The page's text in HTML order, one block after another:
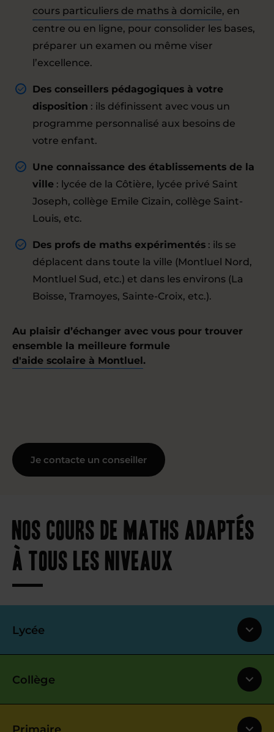
cours particuliers de maths à domicile, en
centre ou en ligne, pour consolider les bases,
préparer un examen ou même viser
l’excellence.
Des conseillers pédagogiques à votre
disposition : ils définissent avec vous un
programme personnalisé aux besoins de
votre enfant.
Une connaissance des établissements de la
ville : lycée de la Côtière, lycée privé Saint
Joseph, collège Emile Cizain, collège Saint-
Louis, etc.
Des profs de maths expérimentés : ils se
déplacent dans toute la ville (Montluel Nord,
Montluel Sud, etc.) et dans les environs (La
Boisse, Tramoyes, Sainte-Croix, etc.).
Au plaisir d’échanger avec vous pour trouver
ensemble la meilleure formule
d'aide scolaire à Montluel.
Je contacte un conseiller
Nos cours de maths adaptés
à tous les niveaux
Lycée
Collège